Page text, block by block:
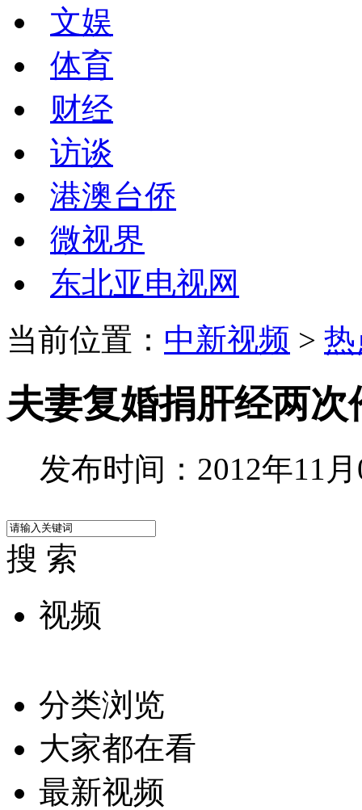
文娱
体育
财经
访谈
港澳台侨
微视界
东北亚电视网
当前位置： 中新视频 >
夫妻复婚捐肝经两次
发布时间：2012年11
搜 索
视频
分类浏览
大家都在看
最新视频